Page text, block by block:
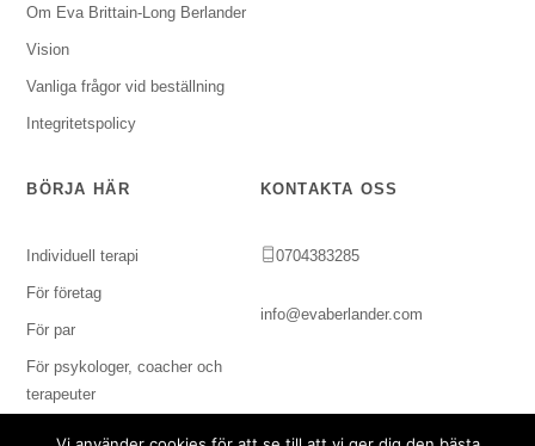
Om Eva Brittain-Long Berlander
Vision
Vanliga frågor vid beställning
Integritetspolicy
BÖRJA HÄR
Individuell terapi
För företag
För par
För psykologer, coacher och
terapeuter
KONTAKTA OSS
0704383285
info@evaberlander.com